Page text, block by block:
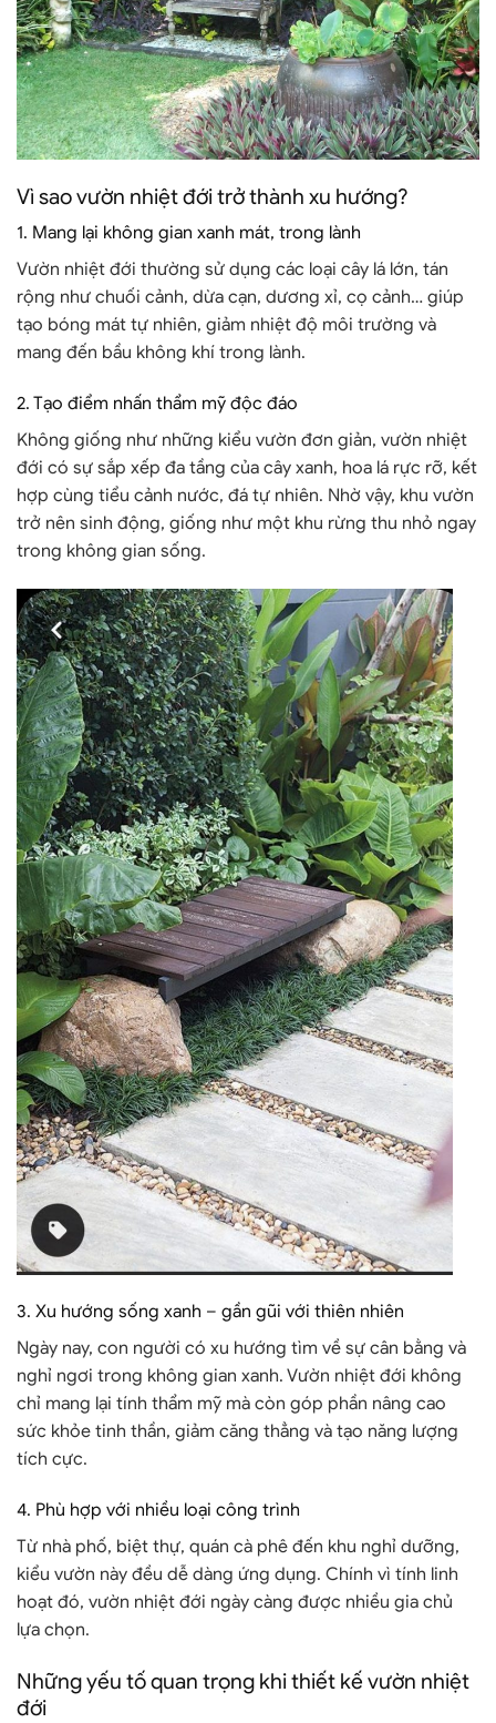
Vì sao vườn nhiệt đới trở thành xu hướng?
1. Mang lại không gian xanh mát, trong lành
Vườn nhiệt đới thường sử dụng các loại cây lá lớn, tán
rộng như chuối cảnh, dừa cạn, dương xỉ, cọ cảnh… giúp
tạo bóng mát tự nhiên, giảm nhiệt độ môi trường và
mang đến bầu không khí trong lành.
2. Tạo điểm nhấn thẩm mỹ độc đáo
Không giống như những kiểu vườn đơn giản, vườn nhiệt
đới có sự sắp xếp đa tầng của cây xanh, hoa lá rực rỡ, kết
hợp cùng tiểu cảnh nước, đá tự nhiên. Nhờ vậy, khu vườn
trở nên sinh động, giống như một khu rừng thu nhỏ ngay
trong không gian sống.
3. Xu hướng sống xanh – gần gũi với thiên nhiên
Ngày nay, con người có xu hướng tìm về sự cân bằng và
nghỉ ngơi trong không gian xanh. Vườn nhiệt đới không
chỉ mang lại tính thẩm mỹ mà còn góp phần nâng cao
sức khỏe tinh thần, giảm căng thẳng và tạo năng lượng
tích cực.
4. Phù hợp với nhiều loại công trình
Từ nhà phố, biệt thự, quán cà phê đến khu nghỉ dưỡng,
kiểu vườn này đều dễ dàng ứng dụng. Chính vì tính linh
hoạt đó, vườn nhiệt đới ngày càng được nhiều gia chủ
lựa chọn.
Những yếu tố quan trọng khi thiết kế vườn nhiệt
đới